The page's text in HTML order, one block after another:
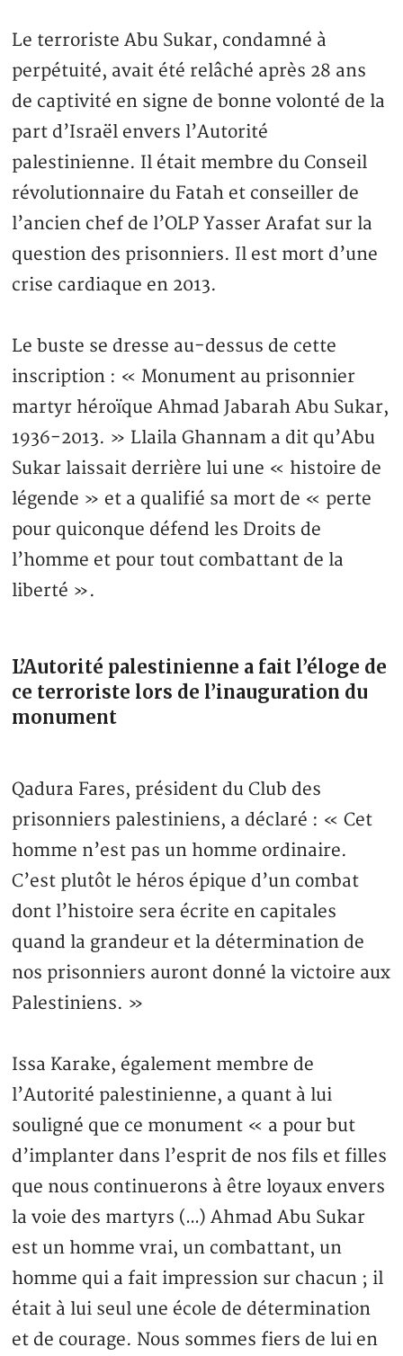
Le terroriste Abu Sukar, condamné à
perpétuité, avait été relâché après 28 ans
de captivité en signe de bonne volonté de la
part d’Israël envers l’Autorité
palestinienne. Il était membre du Conseil
révolutionnaire du Fatah et conseiller de
l’ancien chef de l’OLP Yasser Arafat sur la
question des prisonniers. Il est mort d’une
crise cardiaque en 2013.
Le buste se dresse au-dessus de cette
inscription : « Monument au prisonnier
martyr héroïque Ahmad Jabarah Abu Sukar,
1936-2013. » Llaila Ghannam a dit qu’Abu
Sukar laissait derrière lui une « histoire de
légende » et a qualifié sa mort de « perte
pour quiconque défend les Droits de
l’homme et pour tout combattant de la
liberté ».
L’Autorité palestinienne a fait l’éloge de
ce terroriste lors de l’inauguration du
monument
Qadura Fares, président du Club des
prisonniers palestiniens, a déclaré : « Cet
homme n’est pas un homme ordinaire.
C’est plutôt le héros épique d’un combat
dont l’histoire sera écrite en capitales
quand la grandeur et la détermination de
nos prisonniers auront donné la victoire aux
Palestiniens. »
Issa Karake, également membre de
l’Autorité palestinienne, a quant à lui
souligné que ce monument « a pour but
d’implanter dans l’esprit de nos fils et filles
que nous continuerons à être loyaux envers
la voie des martyrs (…) Ahmad Abu Sukar
est un homme vrai, un combattant, un
homme qui a fait impression sur chacun ; il
était à lui seul une école de détermination
et de courage. Nous sommes fiers de lui en